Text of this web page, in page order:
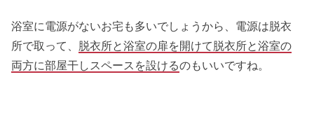
浴室に電源がないお宅も多いでしょうから、電源は脱衣
所で取って、 脱衣所と浴室の扉を開けて脱衣所と浴室の
両方に部屋干しスペースを設けるのもいいですね。